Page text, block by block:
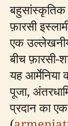
फ़ारसी
एक
बीच फ़ारसी-
यह आर्मेनिया
पूजा,
प्रदान का